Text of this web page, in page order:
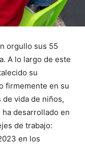
orgullo sus 55
A lo largo de este
su
firmemente en su
vida de niños,
desarrollado en
de trabajo:
en los